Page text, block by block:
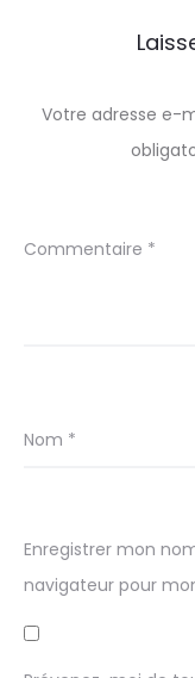
Votre adresse e-
Commentaire *
Nom *
Enregistrer mon
navigateur pour